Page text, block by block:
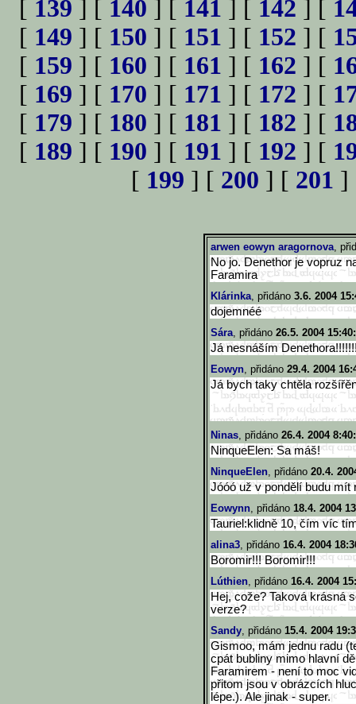
[ 139 ] [ 140 ] [ 141 ] [ 142 ] [
[ 149 ] [ 150 ] [ 151 ] [ 152 ] [
[ 159 ] [ 160 ] [ 161 ] [ 162 ] [
[ 169 ] [ 170 ] [ 171 ] [ 172 ] [
[ 179 ] [ 180 ] [ 181 ] [ 182 ] [
[ 189 ] [ 190 ] [ 191 ] [ 192 ] [
[ 199 ] [ 200 ] [ 201 ]
arwen eowyn aragornova,
No jo. Denethor je vopruz
Faramira
Klárinka, přidáno 3.6. 2004
dojemnéé
Sára, přidáno 26.5. 2004
Já nesnáším
Eowyn, přidáno 29.4. 2004
Já bych taky chtěla
Ninas, přidáno 26.4. 2004
NinqueElen: Sa máš!
NinqueElen, přidáno 20.4.
Jóóó už v pondělí budu mít
Eowynn, přidáno 18.4. 2004
Tauriel:klidně 10, čím víc
alina3, přidáno 16.4. 2004
Boromir!!! Boromir!!!
Lúthien, přidáno 16.4. 2004
Hej, cože? Taková krásná
verze?
Sandy, přidáno 15.4. 2004
Gismoo, mám jednu radu
cpát bubliny mimo hlavní
Faramirem - není to moc
přitom jsou v obrázcích
lépe.). Ale jinak - super.